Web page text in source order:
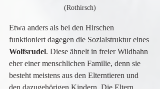
(Rothirsch)
Etwa anders als bei den Hirschen
funktioniert dagegen die Sozialstruktur eines
Wolfsrudel. Diese ähnelt in freier Wildbahn
eher einer menschlichen Familie, denn sie
besteht meistens aus den Elterntieren und
den dazugehörigen Kindern. Die Eltern,